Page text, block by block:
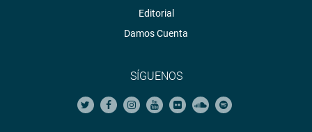
Editorial
Damos Cuenta
SÍGUENOS